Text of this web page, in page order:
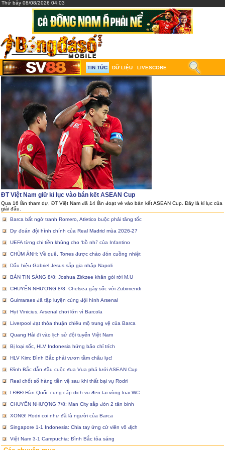
Thứ bảy 08/08/2026 04:03
TIN TỨC DỮ LIỆU LIVESCORE
ĐT Việt Nam giữ kỉ lục vào bán kết ASEAN Cup
Qua 16 lần tham dự, ĐT Việt Nam đã 14 lần đoạt vé vào bán kết ASEAN Cup. Đây là kỉ lục của
giải đấu.
Barca bất ngờ tranh Romero, Atletico buộc phải tăng tốc
Dự đoán đội hình chính của Real Madrid mùa 2026-27
UEFA từng chi tiền khủng cho ‘bồ nhí’ của Infantino
CHÙM ẢNH: Về quê, Torres được chào đón cuồng nhiệt
Dấu hiệu Gabriel Jesus sắp gia nhập Napoli
BẢN TIN SÁNG 8/8: Joshua Zirkzee khăn gói rời M.U
CHUYỂN NHƯỢNG 8/8: Chelsea gây sốc với Zubimendi
Guimaraes đã tập luyện cùng đội hình Arsenal
Hụt Vinicius, Arsenal chơi lớn vì Barcola
Liverpool đạt thỏa thuận chiêu mộ trung vệ của Barca
Quang Hải đi vào lịch sử đội tuyển Việt Nam
Bị loại sốc, HLV Indonesia hứng bão chỉ trích
HLV Kim: Đình Bắc phải vươn tầm châu lục!
Đình Bắc dẫn đầu cuộc đua Vua phá lưới ASEAN Cup
Real chốt sổ hàng tiền vệ sau khi thất bại vụ Rodri
LĐBĐ Hàn Quốc cung cấp dịch vụ đen tại vòng loại WC
CHUYỂN NHƯỢNG 7/8: Man City sắp đón 2 tân binh
XONG! Rodri coi như đã là người của Barca
Singapore 1-1 Indonesia: Chia tay ứng cử viên vô địch
Việt Nam 3-1 Campuchia: Đình Bắc tỏa sáng